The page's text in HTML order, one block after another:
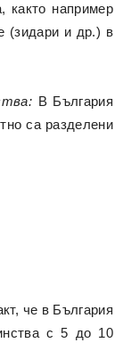
както например
(зидари и др.) в
В България
са разделени
че в България
с 5 до 10